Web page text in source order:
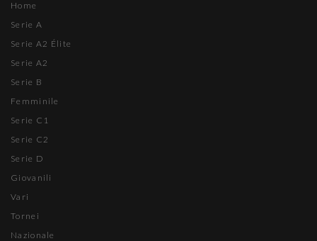
Home
Serie A
Serie A2 Élite
Serie A2
Serie B
Femminile
Serie C1
Serie C2
Serie D
Giovanili
Vari
Tornei
Nazionale